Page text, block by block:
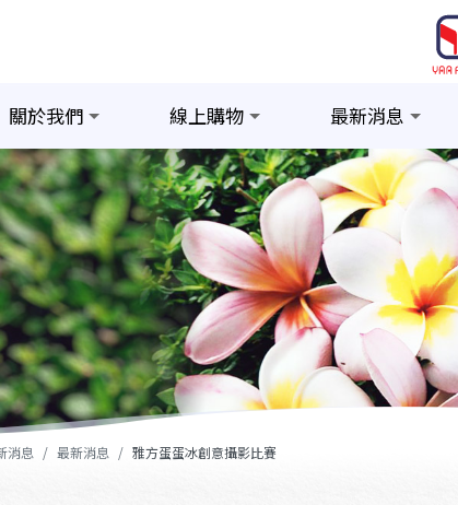
關於我們 線上購物 最新消息
消息 最新消息 雅方蛋蛋冰創意攝影比賽